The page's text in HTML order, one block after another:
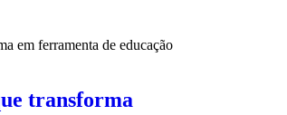
transforma